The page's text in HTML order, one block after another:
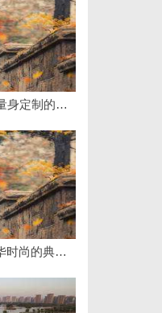
温婉灵动，一眼万年！久匠量身定制的眉眼唇，才是你整张脸的点睛之笔！淡颜系女生的气质加分项
深入解析The Row品牌：奢华时尚的典范与设计哲学